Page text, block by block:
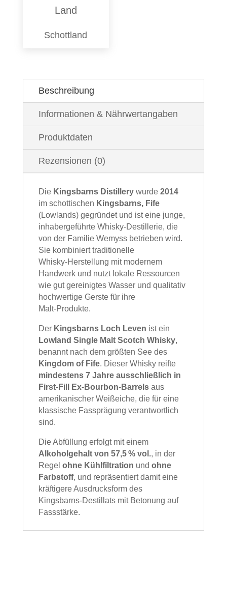
Land
Schottland
Beschreibung
Informationen & Nährwertangaben
Produktdaten
Rezensionen (0)
Die Kingsbarns Distillerywurde 2014
im schottischen Kingsbarns, Fife
(Lowlands) gegründet und ist eine junge,
inhabergeführte Whisky‑Destillerie, die
von der Familie Wemyss betrieben wird.
Sie kombiniert traditionelle
Whisky‑Herstellung mit modernem
Handwerk und nutzt lokale Ressourcen
wie gut gereinigtes Wasser und qualitativ
hochwertige Gerste für ihre
Malt‑Produkte.
Der Kingsbarns Loch Leven ist ein
Lowland Single Malt Scotch Whisky,
benannt nach dem größten See des
Kingdom of Fife. Dieser Whisky reifte
mindestens 7 Jahre ausschließlich in
First‑Fill Ex‑Bourbon‑Barrelsaus
amerikanischer Weißeiche, die für eine
klassische Fassprägung verantwortlich
sind.
Die Abfüllung erfolgt mit einem
Alkoholgehalt von 57,5 % vol., in der
Regel ohne Kühlfiltration und ohne
Farbstoff, und repräsentiert damit eine
kräftigere Ausdrucksform des
Kingsbarns‑Destillats mit Betonung auf
Fassstärke.